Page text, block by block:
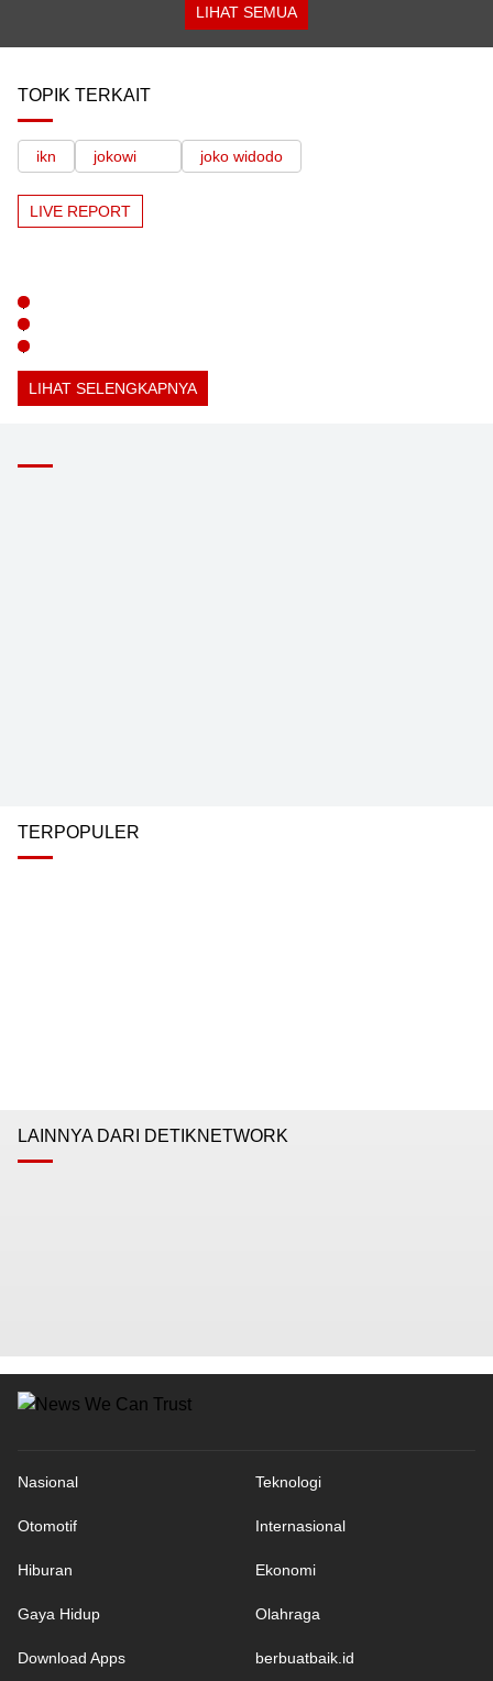
LIHAT SEMUA
TOPIK TERKAIT
ikn jokowi joko widodo
LIVE REPORT
LIHAT SELENGKAPNYA
TERPOPULER
LAINNYA DARI DETIKNETWORK
Nasional Teknologi
Otomotif Internasional
Hiburan Ekonomi
Gaya Hidup Olahraga
Download Apps berbuatbaik.id